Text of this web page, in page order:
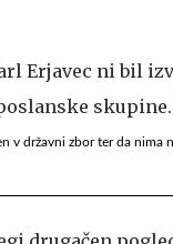
v državni zbor ter da nima